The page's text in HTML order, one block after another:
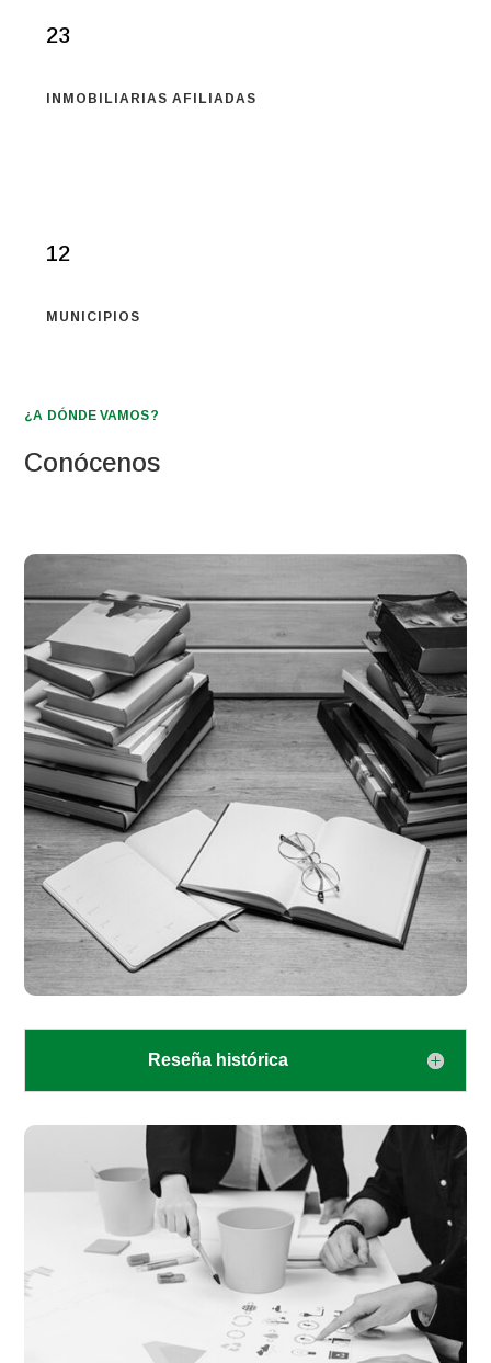
23
INMOBILIARIAS AFILIADAS
12
MUNICIPIOS
¿A DÓNDE VAMOS?
Conócenos
Reseña histórica